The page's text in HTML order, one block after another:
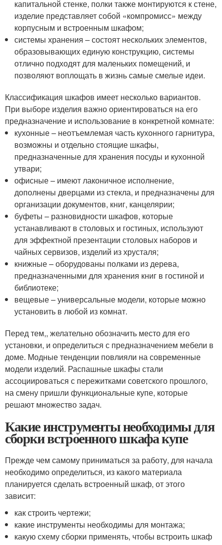
капитальной стенке, полки также монтируются к стене,
изделие представляет собой «компромисс» между
корпусным и встроенным шкафом;
системы хранения – состоят нескольких элементов,
образовывающих единую конструкцию, системы
отлично подходят для маленьких помещений, и
позволяют воплощать в жизнь самые смелые идеи.
Классификация шкафов имеет несколько вариантов.
При выборе изделия важно ориентироваться на его
предназначение и использование в конкретной комнате:
кухонные – неотъемлемая часть кухонного гарнитура,
возможны и отдельно стоящие шкафы,
предназначенные для хранения посуды и кухонной
утвари;
офисные – имеют лаконичное исполнение,
дополнены дверцами из стекла, и предназначены для
организации документов, книг, канцелярии;
буфеты – разновидности шкафов, которые
устанавливают в столовых и гостиных, используют
для эффектной презентации столовых наборов и
чайных сервизов, изделий из хрусталя;
книжные – оборудованы полками из дерева,
предназначенными для хранения книг в гостиной и
библиотеке;
вещевые – универсальные модели, которые можно
установить в любой из комнат.
Перед тем,, желательно обозначить место для его
установки, и определиться с предназначением мебели в
доме. Модные тенденции повлияли на современные
модели изделий. Распашные шкафы стали
ассоциироваться с пережитками советского прошлого,
на смену пришли функциональные купе, которые
решают множество задач.
Какие инструменты необходимы для
сборки встроенного шкафа купе
Прежде чем самому приниматься за работу, для начала
необходимо определиться, из какого материала
планируется сделать встроенный шкаф, от этого
зависит:
как строить чертежи;
какие инструменты необходимы для монтажа;
какую схему сборки применять, чтобы встроить шкаф